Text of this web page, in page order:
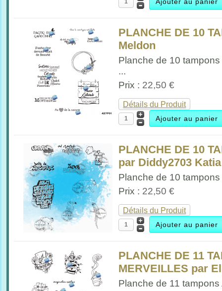
PLANCHE DE 10
Meldon
Planche de 10
...
Prix : 22,50 €
Détails du Produit
PLANCHE DE 10
par Diddy2703
Planche de 10
Prix : 22,50 €
Détails du Produit
PLANCHE DE 11
MERVEILLES par
Planche de 11